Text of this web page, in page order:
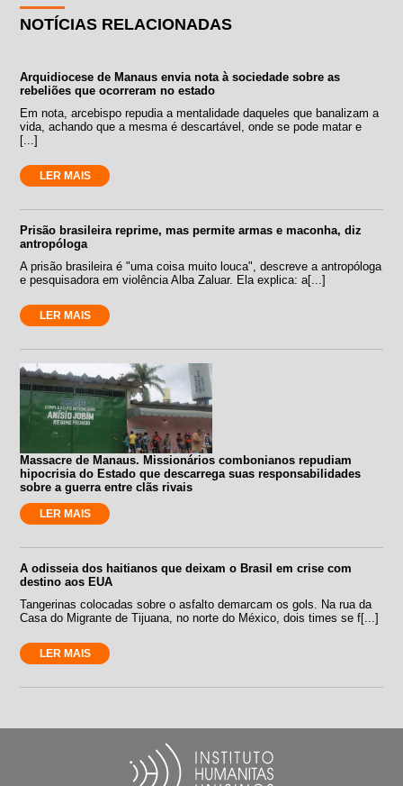
NOTÍCIAS RELACIONADAS
Arquidiocese de Manaus envia nota à sociedade sobre as
rebeliões que ocorreram no estado
Em nota, arcebispo repudia a mentalidade daqueles que banalizam a
vida, achando que a mesma é descartável, onde se pode matar e
[...]
LER MAIS
Prisão brasileira reprime, mas permite armas e maconha, diz
antropóloga
A prisão brasileira é "uma coisa muito louca", descreve a antropóloga
e pesquisadora em violência Alba Zaluar. Ela explica: a[...]
LER MAIS
Massacre de Manaus. Missionários combonianos repudiam
hipocrisia do Estado que descarrega suas responsabilidades
sobre a guerra entre clãs rivais
LER MAIS
A odisseia dos haitianos que deixam o Brasil em crise com
destino aos EUA
Tangerinas colocadas sobre o asfalto demarcam os gols. Na rua da
Casa do Migrante de Tijuana, no norte do México, dois times se f[...]
LER MAIS